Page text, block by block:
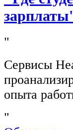
"
Сервисы
опыта
"